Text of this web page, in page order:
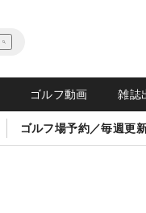
ゴルフ動画 雑誌
ゴルフ場予約／毎週更